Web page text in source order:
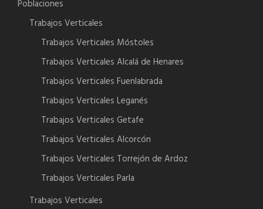
Poblaciones
Trabajos Verticales
Trabajos Verticales Móstoles
Trabajos Verticales Alcalá de Henares
Trabajos Verticales Fuenlabrada
Trabajos Verticales Leganés
Trabajos Verticales Getafe
Trabajos Verticales Alcorcón
Trabajos Verticales Torrejón de Ardoz
Trabajos Verticales Parla
Trabajos Verticales